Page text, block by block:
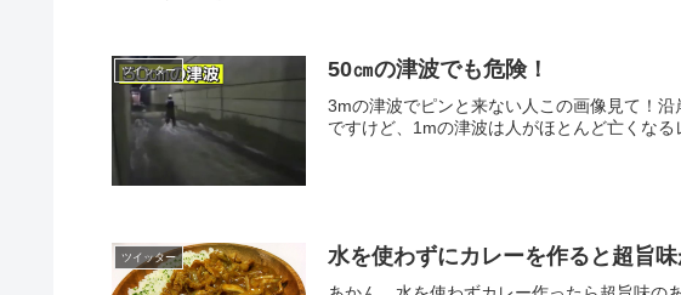
ツイッター 50㎝の津波でも危険！
3mの津波でピンと来ない人この画像見て！
ですけど、1mの津波は人がほとんど亡くなる
ツイッター 水を使わずにカレーを作ると超旨